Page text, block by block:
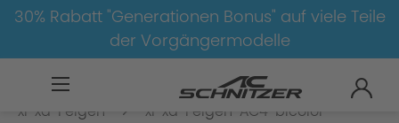
30% Rabatt "Generationen Bonus" auf viele Teile
der Vorgängermodelle
3er-G20/G21-LCI
xi-xd-Felgen
xi-xd-Felgen-AC4-bicolor